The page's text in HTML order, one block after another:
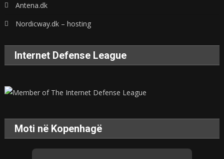
Antena.dk
Nordicway.dk – hosting
Internet Defense League
Moti në Kopenhagë